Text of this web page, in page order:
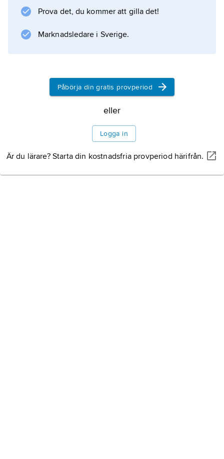
Prova det, du kommer att gilla det!
Marknadsledare i Sverige.
Påbörja din gratis provperiod
eller
Logga in
Är du lärare? Starta din kostnadsfria provperiod härifrån.